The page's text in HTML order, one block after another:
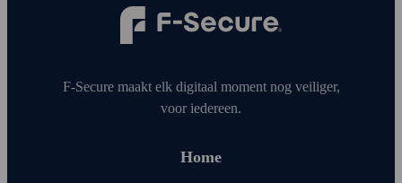
F‑Secure maakt elk digitaal moment nog veiliger,
voor iedereen.
Home